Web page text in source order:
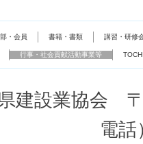
・会員 書籍・書類 講習・研修
行事・社会貢献活動事業等
建設業協会
電話